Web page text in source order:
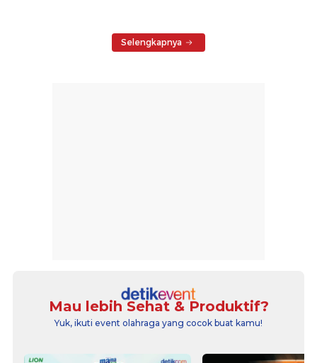
Selengkapnya
Mau lebih Sehat & Produktif?
Yuk, ikuti event olahraga yang cocok buat kamu!